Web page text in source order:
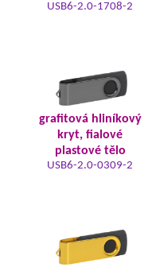
USB6-2.0-1708-2
grafitová hliníkový
kryt, fialové
plastové tělo
USB6-2.0-0309-2